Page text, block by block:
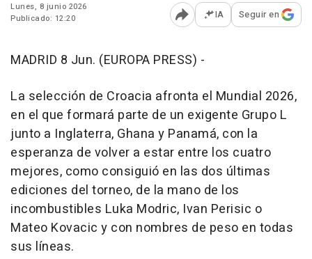
Lunes, 8 junio 2026
Publicado: 12:20
Abrir opciones para
IA Seguir en
MADRID 8 Jun. (EUROPA PRESS) -
La selección de Croacia afronta el Mundial 2026,
en el que formará parte de un exigente Grupo L
junto a Inglaterra, Ghana y Panamá, con la
esperanza de volver a estar entre los cuatro
mejores, como consiguió en las dos últimas
ediciones del torneo, de la mano de los
incombustibles Luka Modric, Ivan Perisic o
Mateo Kovacic y con nombres de peso en todas
sus líneas.